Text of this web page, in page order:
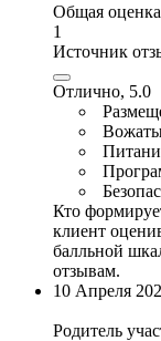
Общая
1
Источник
Отлично, 5.0
Кто
клиент
балльной
отзывам.
10 Апреля
Родитель